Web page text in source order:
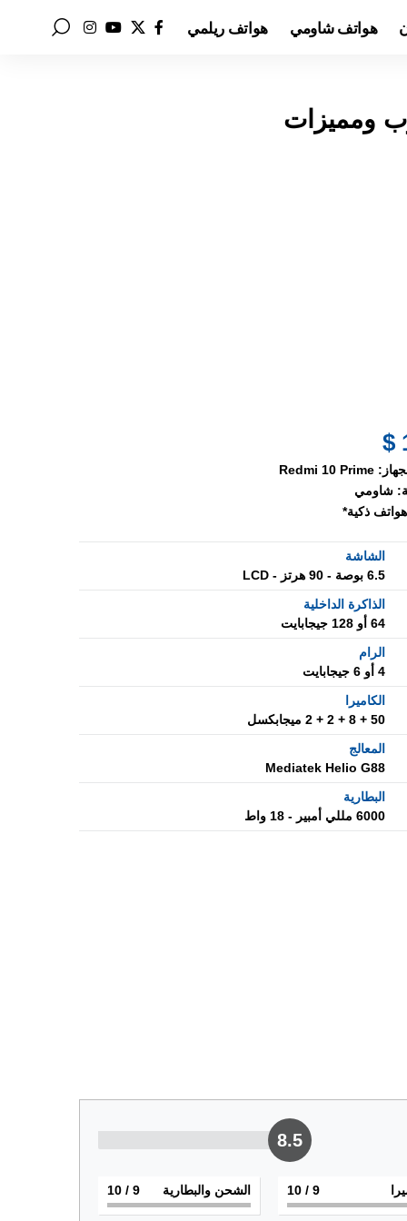
هواتف شاومي هواتف ريلمي
Redmi 10 Prime
شاومي
هواتف ذكية*
الشاشة
6.5 بوصة - 90 هرتز - LCD
الذاكرة الداخلية
64 أو 128 جيجابايت
الرام
4 أو 6 جيجابايت
الكاميرا
50 + 8 + 2 + 2 ميجابكسل
المعالج
Mediatek Helio G88
البطارية
6000 مللي أمبير - 18 واط
8.5
9
/ 10 الشحن والبطارية 9
/ 10